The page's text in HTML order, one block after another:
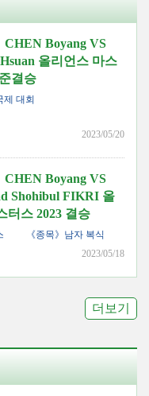
CHEN Boyang VS
올리언스 마스
결승
제 대회
2023/05/20
CHEN Boyang VS
Shohibul FIKRI 올
터스 2023 결승
《종목》남자 복식
2023/05/18
더보기